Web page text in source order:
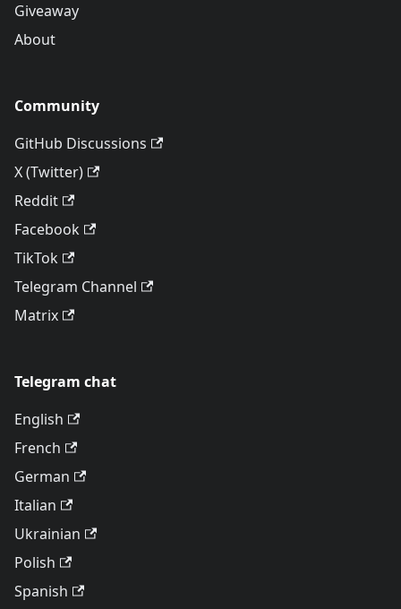
Giveaway
About
Community
GitHub Discussions
X (Twitter)
Reddit
Facebook
TikTok
Telegram Channel
Matrix
Telegram chat
English
French
German
Italian
Ukrainian
Polish
Spanish